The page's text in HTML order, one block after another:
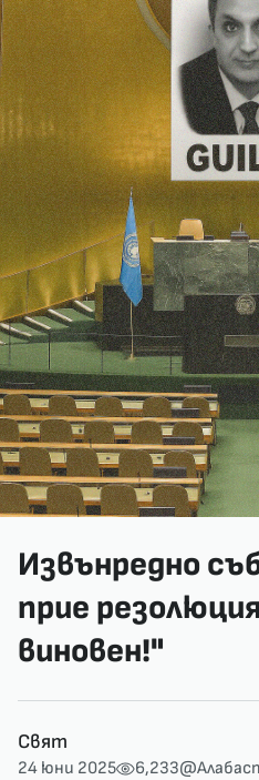
Извънредно
прие
виновен!"
Свят
24 юни 2025 6,233